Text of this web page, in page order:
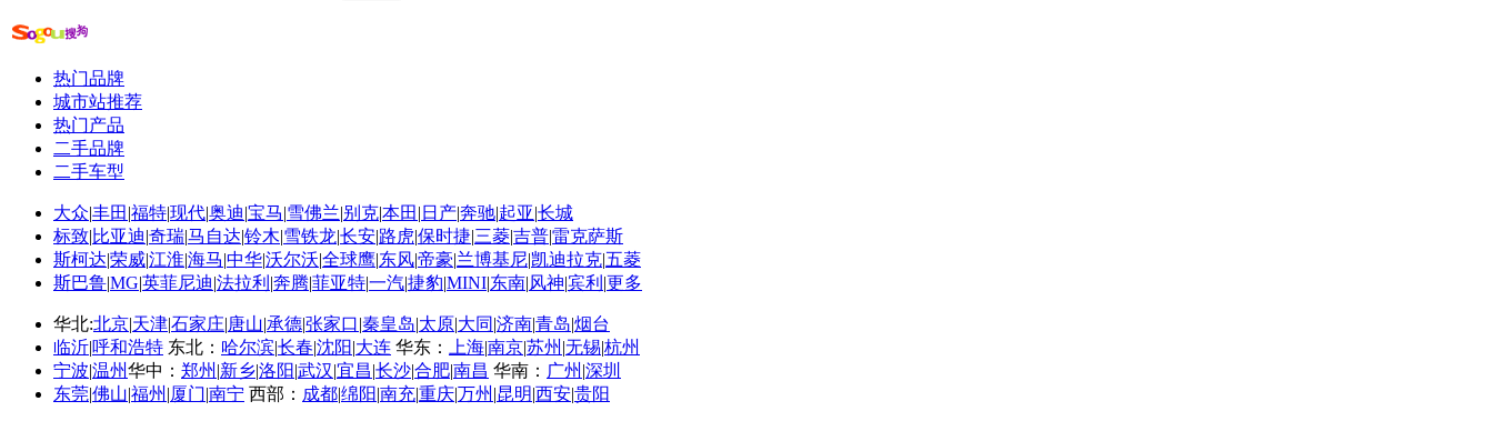
媒体投放计划
酒媒体投放
平面媒体广告
平面媒体
贵州师范大学 朱伟华
热门品牌
城市站推荐
热门产品
二手品牌
二手车型
大众|丰田 |福特|现代|奥迪|宝马|雪佛兰|别克|本田 | 日产|奔驰|起亚|长城
标致|比亚迪|奇瑞|马自达|铃木|雪铁龙|长安|路虎|保时捷|三菱|吉普|雷克萨斯
斯柯达|荣威|江淮|海马|中华|沃尔沃|全球鹰|东风|帝豪|兰博基尼|凯迪拉克|五菱
斯巴鲁|MG|英菲尼迪|法拉利 |奔腾|菲亚特|一汽|捷豹|MINI|东南|风神|宾利 |更多
华北:北京|天津|石家庄|唐山|承德|张家口|秦皇岛|太原|大同 |济南|青岛|烟台
临沂|呼和浩特 东北： 哈尔滨|长春|沈阳|大连 华东： 上海|南京|苏州 |无锡|杭州
宁波|温州华中： 郑州 |新乡|洛阳|武汉|宜昌|长沙|合肥|南昌 华南： 广州 |深圳
东莞|佛山|福州 |厦门|南宁 西部： 成都|绵阳|南充|重庆|万州 |昆明|西安|贵阳